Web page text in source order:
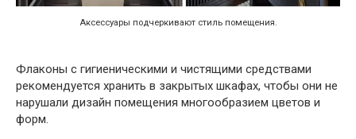
Аксессуары подчеркивают стиль помещения.
Флаконы с гигиеническими и чистящими средствами
рекомендуется хранить в закрытых шкафах, чтобы они не
нарушали дизайн помещения многообразием цветов и
форм.